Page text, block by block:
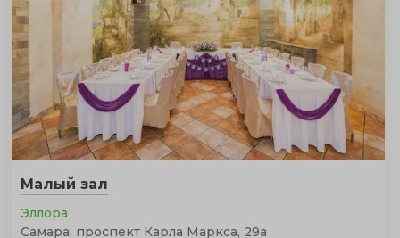
Малый зал
Эллора
Самара, проспект Карла Маркса, 29а